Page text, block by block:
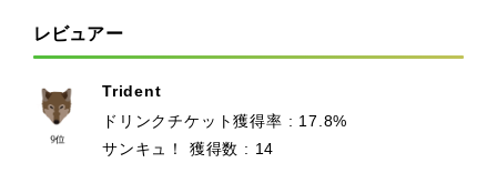
レビュアー
Trident
ドリンクチケット獲得率 : 17.8%
サンキュ！ 獲得数 : 14